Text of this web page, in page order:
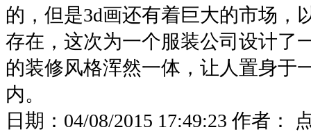
的，但是3d画还有着巨大的市场，
存在，这次为一个服装公司设计了
的装修风格浑然一体，让人置身于
内。
日期： 04/08/2015 17:49:23 作者：